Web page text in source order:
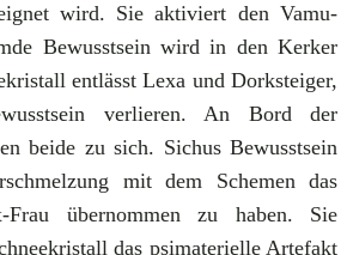
wird. Sie aktiviert den Vamu-
Bewusstsein wird in den Kerker
entlässt Lexa und Dorksteiger,
verlieren. An Bord der
beide zu sich. Sichus Bewusstsein
mit dem Schemen das
Frau übernommen zu haben. Sie
das psimaterielle Artefakt